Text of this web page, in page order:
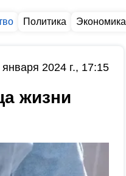
Политика Экономика
января 2024 г., 17:15
жизни